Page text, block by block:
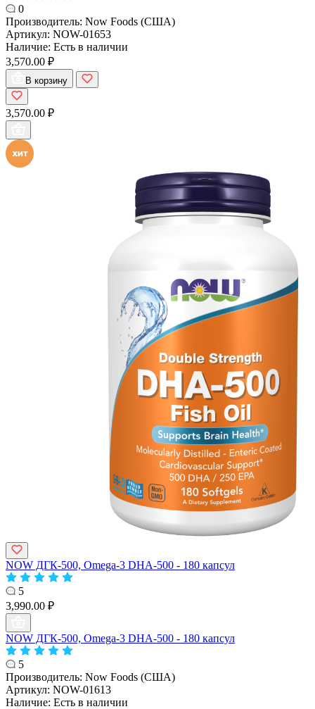
0
Производитель: Now Foods (США)
Артикул: NOW-01653
Наличие: Есть в наличии
3,570.00 ₽
В корзину
3,570.00 ₽
NOW ДГК-500, Omega-3 DHA-500 - 180 капсул
5
3,990.00 ₽
NOW ДГК-500, Omega-3 DHA-500 - 180 капсул
5
Производитель: Now Foods (США)
Артикул: NOW-01613
Наличие: Есть в наличии